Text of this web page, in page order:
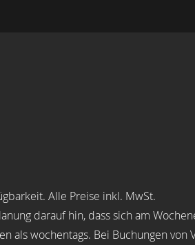
Alle Preise inkl. MwSt.
darauf hin, dass sich am
als wochentags. Bei Buchungen von